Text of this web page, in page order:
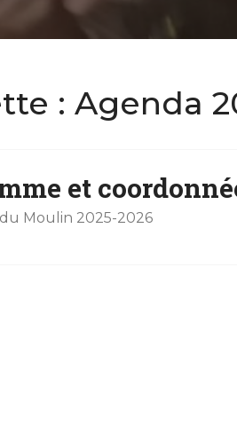
: Agenda
et
Moulin 2025-2026